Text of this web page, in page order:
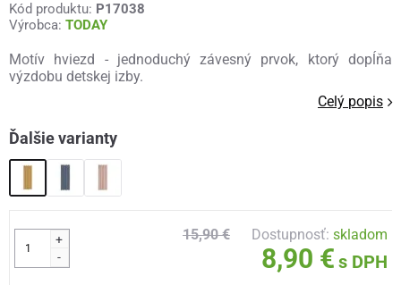
Kód produktu: P17038
Výrobca: TODAY
Motív hviezd - jednoduchý závesný prvok, ktorý dopĺňa
výzdobu detskej izby.
Celý popis
Ďalšie varianty
+
-
15,90 € Dostupnosť:skladom
8,90 € s DPH